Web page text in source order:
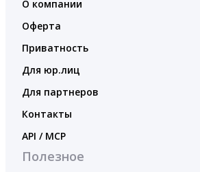
О компании
Оферта
Приватность
Для юр.лиц
Для партнеров
Контакты
API / MCP
Полезное